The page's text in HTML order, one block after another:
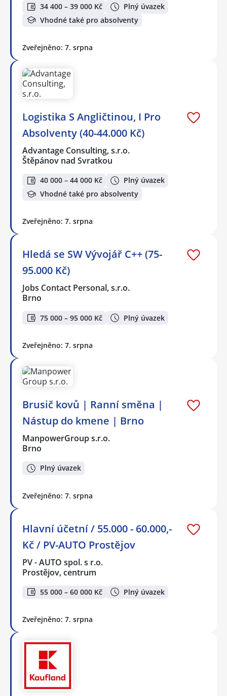
34 400 – 39 000 Kč
Plný úvazek
Vhodné také pro absolventy
Zveřejněno: 7. srpna
Logistika S Angličtinou, I Pro
Absolventy (40-44.000 Kč)
Advantage Consulting, s.r.o.
Štěpánov nad Svratkou
40 000 – 44 000 Kč
Plný úvazek
Vhodné také pro absolventy
Zveřejněno: 7. srpna
Hledá se SW Vývojář C++ (75-
95.000 Kč)
Jobs Contact Personal, s.r.o.
Brno
75 000 – 95 000 Kč Plný úvazek
Zveřejněno: 7. srpna
Brusič kovů | Ranní směna |
Nástup do kmene | Brno
ManpowerGroup s.r.o.
Brno
Plný úvazek
Zveřejněno: 7. srpna
Hlavní účetní / 55.000 - 60.000,-
Kč / PV-AUTO Prostějov
PV - AUTO spol. s r.o.
Prostějov, centrum
55 000 – 60 000 Kč Plný úvazek
Zveřejněno: 7. srpna